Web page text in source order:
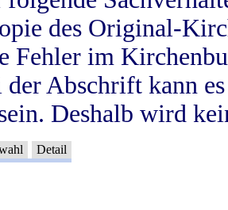
des Original-
Fehler im
Abschrift kann
Deshalb wird
Detail